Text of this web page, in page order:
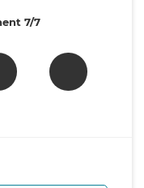
7/7